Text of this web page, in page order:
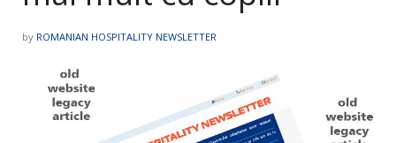
by ROMANIAN HOSPITALITY NEWSLETTER